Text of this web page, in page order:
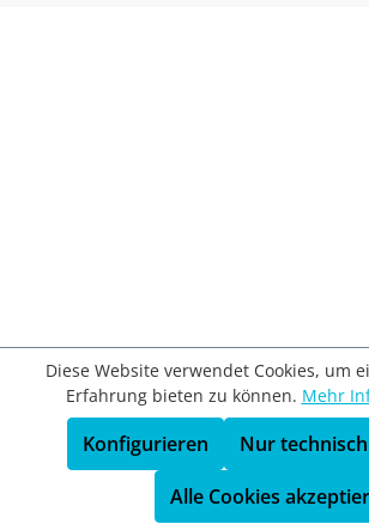
Diese Website verwendet Cookies, um
Erfahrung bieten zu können. Mehr
Nur
Konfigurieren
Alle Cookies